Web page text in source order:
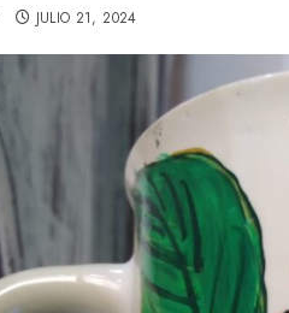
JULIO 21, 2024
de San Marcial
CASF
27, 2026